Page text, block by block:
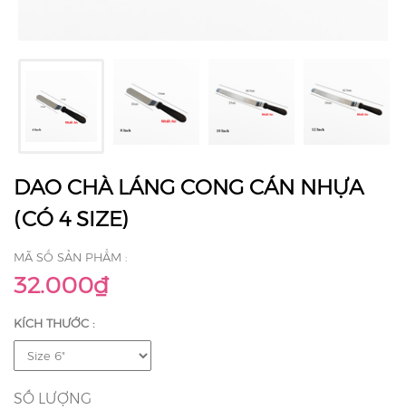
DAO CHÀ LÁNG CONG CÁN NHỰA
(CÓ 4 SIZE)
MÃ SỐ SẢN PHẨM :
32.000₫
KÍCH THƯỚC :
SỐ LƯỢNG